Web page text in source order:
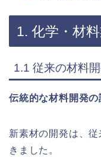
1. 化学・材
1.1 従来の材料
伝統的な材料開発の
新素材の開発は、
きました。